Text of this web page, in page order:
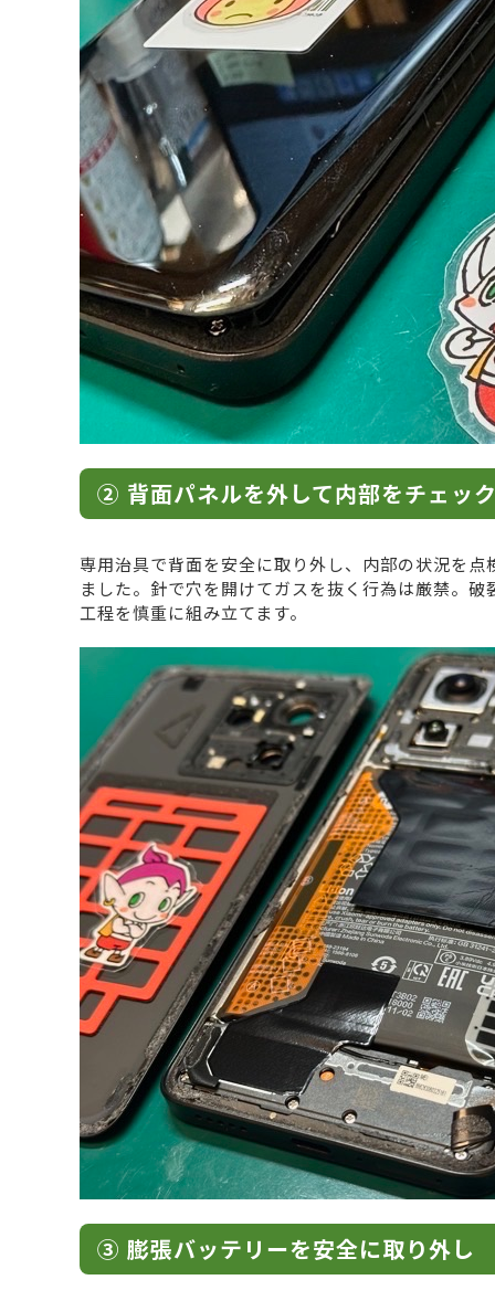
② 背面パネルを外して内部をチェッ
専用治具で背面を安全に取り外し、内部の状況を
ました。針で穴を開けてガスを抜く行為は厳禁。
工程を慎重に組み立てます。
③ 膨張バッテリーを安全に取り外し